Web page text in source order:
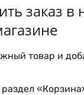
заказ в
товар и